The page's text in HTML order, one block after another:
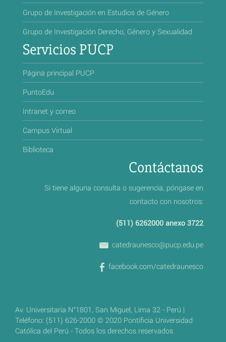
Grupo de Investigación en Estudios de Género
Grupo de Investigación Derecho, Género y Sexualidad
Servicios PUCP
Página principal PUCP
PuntoEdu
Intranet y correo
Campus Virtual
Biblioteca
Contáctanos
Si tiene alguna consulta o sugerencia, póngase en
contacto con nosotros:
(511) 6262000 anexo 3722
catedraunesco@pucp.edu.pe
facebook.com/catedraunesco
Av. Universitaria N°1801, San Miguel, Lima 32 - Perú |
Teléfono: (511) 626-2000 © 2020 Pontificia Universidad
Católica del Perú - Todos los derechos reservados